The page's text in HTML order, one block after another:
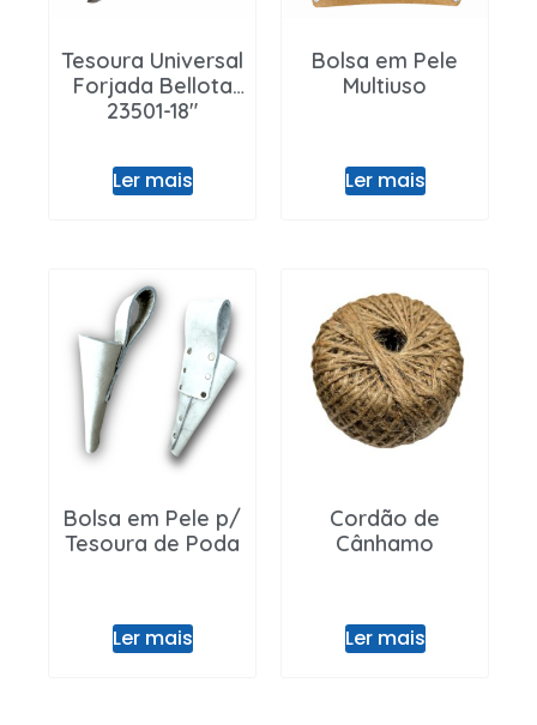
Tesoura Universal
Forjada Bellota
23501-18″
Ler mais
Bolsa em Pele
Multiuso
Ler mais
Bolsa em Pele p/
Tesoura de Poda
Ler mais
Cordão de
Cânhamo
Ler mais